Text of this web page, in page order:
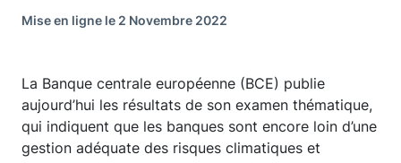
Mise en ligne le 2 Novembre 2022
La Banque centrale européenne (BCE) publie
aujourd’hui les résultats de son examen thématique,
qui indiquent que les banques sont encore loin d’une
gestion adéquate des risques climatiques et